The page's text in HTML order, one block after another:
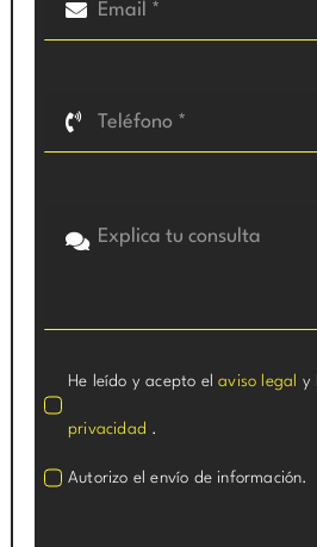
He leído y acepto elaviso legal y
privacidad .
Autorizo el envío de información.